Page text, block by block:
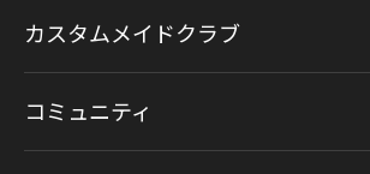
カスタムメイドクラブ
コミュニティ